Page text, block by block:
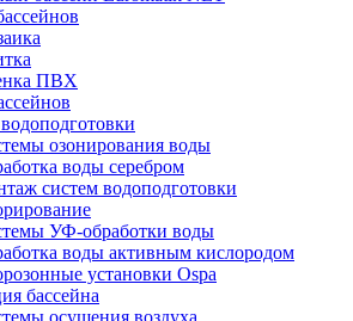
ПВХ
озонирования воды
воды серебром
систем водоподготовки
УФ-обработки воды
воды активным кислородом
установки Ospa
бассейна
осушения воздуха